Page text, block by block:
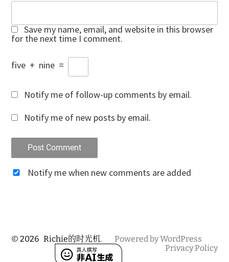
Save my name, email, and website in this browser
for the next time I comment.
five + nine =
Notify me of follow-up comments by email.
Notify me of new posts by email.
Notify me when new comments are added
© 2026 Richie的时光机.
Powered by WordPress
Privacy Policy